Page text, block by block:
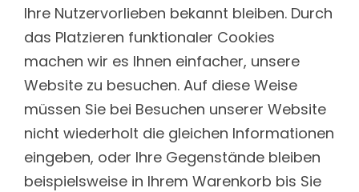
Ihre Nutzervorlieben bekannt bleiben. Durch
das Platzieren funktionaler Cookies
machen wir es Ihnen einfacher, unsere
Website zu besuchen. Auf diese Weise
müssen Sie bei Besuchen unserer Website
nicht wiederholt die gleichen Informationen
eingeben, oder Ihre Gegenstände bleiben
beispielsweise in Ihrem Warenkorb bis Sie